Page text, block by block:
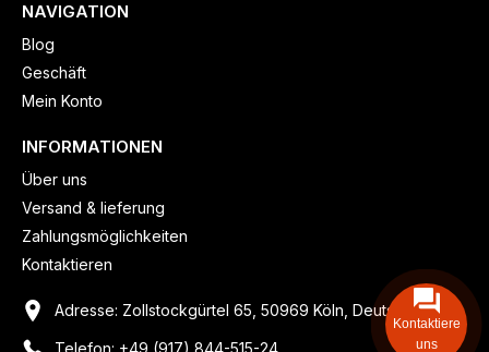
NAVIGATION
Blog
Geschäft
Mein Konto
INFORMATIONEN
Über uns
Versand & lieferung
Zahlungsmöglichkeiten
Kontaktieren
Adresse: Zollstockgürtel 65, 50969 Köln, Deutschland
Kontaktiere
uns